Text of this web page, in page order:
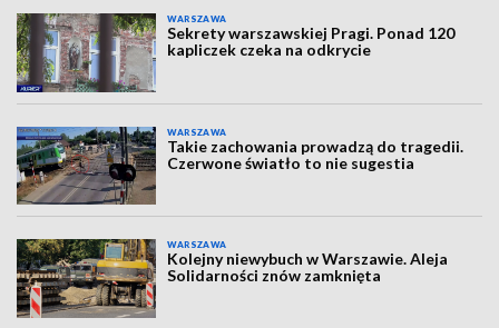
WARSZAWA
Sekrety warszawskiej Pragi. Ponad 120
kapliczek czeka na odkrycie
WARSZAWA
Takie zachowania prowadzą do tragedii.
Czerwone światło to nie sugestia
WARSZAWA
Kolejny niewybuch w Warszawie. Aleja
Solidarności znów zamknięta